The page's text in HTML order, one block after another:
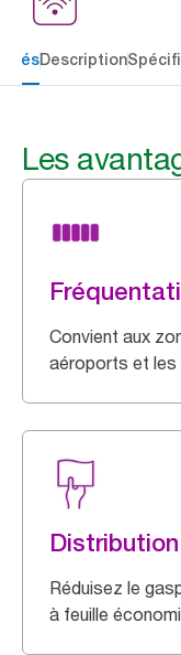
clésDescription
Les
Convient aux
aéroports et
Réduisez le
à feuille